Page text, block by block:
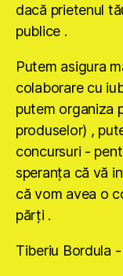
dacă prietenul
publice .
Putem asigura
colaborare cu
putem organiza
produselor) ,
concursuri -
speranţa că vă
că vom avea o
părţi .
Tiberiu Bordula